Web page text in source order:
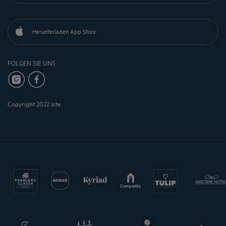
Herunterladen App Store
FOLGEN SIE UNS
Copyright 2022 site